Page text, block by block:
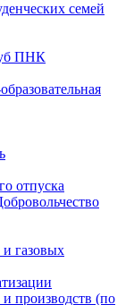
семей
ПНК
отпуска
и газовых
производств (по